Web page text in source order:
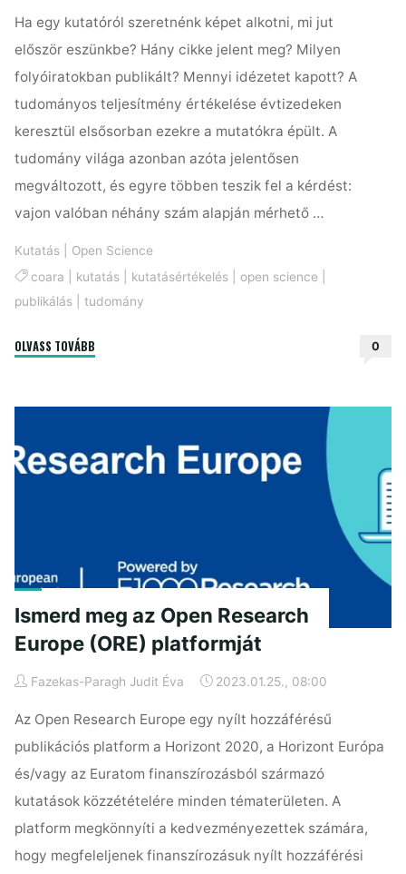
Ha egy kutatóról szeretnénk képet alkotni, mi jut
először eszünkbe? Hány cikke jelent meg? Milyen
folyóiratokban publikált? Mennyi idézetet kapott? A
tudományos teljesítmény értékelése évtizedeken
keresztül elsősorban ezekre a mutatókra épült. A
tudomány világa azonban azóta jelentősen
megváltozott, és egyre többen teszik fel a kérdést:
vajon valóban néhány szám alapján mérhető …
Kutatás
Open Science
coara
kutatás| kutatásértékelés| open science
publikálás |tudomány
OLVASS TOVÁBB
a
kutatás
0
Ismerd meg az Open Research
Europe (ORE) platformját
Fazekas-Paragh Judit Éva 2023.01.25., 08:00
Az Open Research Europe egy nyílt hozzáférésű
publikációs platform a Horizont 2020, a Horizont Európa
és/vagy az Euratom finanszírozásból származó
kutatások közzétételére minden tématerületen. A
platform megkönnyíti a kedvezményezettek számára,
hogy megfeleljenek finanszírozásuk nyílt hozzáférési